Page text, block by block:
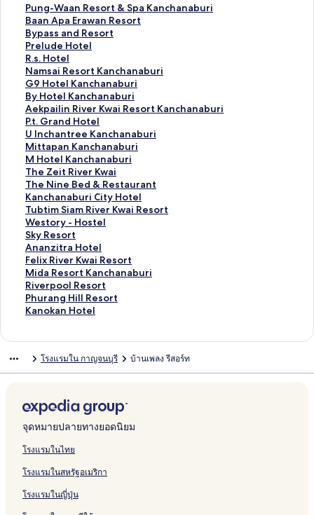
Pung-Waan Resort & Spa Kanchanaburi
ลิ
ง
ก์
ม
า
ต
ร
ฐ
า
น
สำ
ห
รั
บ
P
u
n
g
-
W
a
a
n
R
e
&
a
K
a
n
h
n
a
Baan Apa Erawan Resort
ลิ
ง
ก์
ม
า
ต
ร
ฐ
า
น
สำ
ห
รั
บ
B
a
a
n
A
p
a
E
r
a
e
r
t
Bypass and Resort
ลิ
ง
ก์
ม
า
ต
ร
ฐ
า
น
สำ
ห
รั
บ
B
y
p
a
s
s
a
n
d
r
Prelude Hotel
ลิ
ง
ก์
ม
า
ต
ร
ฐ
า
น
สำ
ห
รั
บ
P
r
e
l
u
d
e
H
R.s. Hotel
ลิ
ง
ก์
ม
า
ต
ร
ฐ
า
น
สำ
ห
รั
บ
R
.
s
.
H
o
t
Namsai Resort Kanchanaburi
ลิ
ง
ก์
ม
า
ต
ร
ฐ
า
น
สำ
ห
รั
บ
N
a
m
s
a
i
r
a
n
c
h
n
b
u
G9 Hotel Kanchanaburi
ลิ
ง
ก์
ม
า
ต
ร
ฐ
า
น
สำ
ห
รั
บ
G
9
H
o
t
n
a
n
a
b
r
By Hotel Kanchanaburi
ลิ
ง
ก์
ม
า
ต
ร
ฐ
า
น
สำ
ห
รั
บ
B
y
H
o
a
h
a
n
a
u
i
Aekpailin River Kwai Resort Kanchanaburi
ลิ
ง
ก์
ม
า
ต
ร
ฐ
า
น
สำ
ห
รั
บ
A
e
k
i
i
v
e
r
w
i
R
P.t. Grand Hotel
ลิ
ง
ก์
ม
า
ต
ร
ฐ
า
น
สำ
ห
รั
บ
P
.
a
H
o
t
e
U Inchantree Kanchanaburi
ลิ
ง
ก์
ม
า
ต
ร
ฐ
า
น
สำ
ห
รั
บ
U
a
r
e
e
K
n
h
a
Mittapan Kanchanaburi
ลิ
ง
ก์
ม
า
ต
ร
ฐ
า
น
สำ
ห
รั
บ
a
n
K
a
n
h
n
a
M Hotel Kanchanaburi
ลิ
ง
ก์
ม
า
ต
ร
ฐ
า
น
สำ
ห
รั
t
K
a
n
c
a
a
b
The Zeit River Kwai
ลิ
ง
ก์
ม
า
ต
ร
ฐ
า
น
สำ
ห
e
i
t
R
i
e
K
w
The Nine Bed & Restaurant
ลิ
ง
ก์
ม
า
ต
ร
ฐ
า
น
สำ
h
i
n
e
B
d
R
e
Kanchanaburi City Hotel
ลิ
ง
ก์
ม
า
ต
ร
ฐ
า
น
K
c
h
a
n
b
r
i
Tubtim Siam River Kwai Resort
ลิ
ง
ก์
ม
า
ต
ร
ฐ
า
บ
b
t
i
m
i
m
R
Westory - Hostel
ลิ
ง
ก์
ม
า
ต
ร
ฐ
รั
e
s
t
o
y
H
o
Sky Resort
ลิ
ง
ก์
ม
า
ต
ร
สำ
ห
S
k
y
R
s
r
t
Ananzitra Hotel
ลิ
ง
ก์
ม
า
ต
สำ
บ
A
n
a
z
t
r
Felix River Kwai Resort
ลิ
ง
ก์
ม
า
น
รั
บ
F
e
i
R
i
Mida Resort Kanchanaburi
ลิ
ง
ก์
ม
า
ห
รั
บ
M
d
R
e
Riverpool Resort
ลิ
ง
ก์
ฐ
สำ
ห
รั
บ
i
e
r
Phurang Hill Resort
ลิ
ง
ร
น
สำ
ห
รั
P
u
r
Kanokan Hotel
ลิ
ต
า
น
สำ
ห
บ
a
n
โรงแรมใน กาญจนบุรี บ้านเพลง รีสอร์ท
จุดหมายปลายทางยอดนิยม
โรงแรมในไทย
โรงแรมในสหรัฐอเมริกา
โรงแรมในญี่ปุ่น